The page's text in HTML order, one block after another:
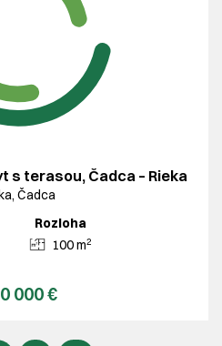
s terasou, Čadca – Rieka
Čadca
Rozloha
100 m2
000 €